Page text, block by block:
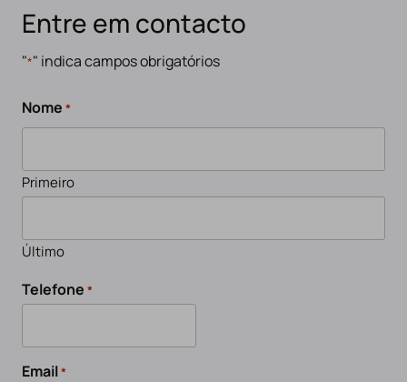
Entre em contacto
"*" indica campos obrigatórios
Nome *
Primeiro
Último
Telefone *
Email*